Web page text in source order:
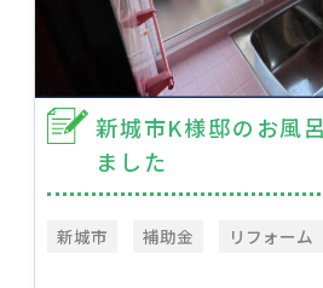
新城市K様邸のお風
ました
新城市 補助金 リフォーム